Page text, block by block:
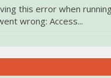
this error when
wrong: Access...